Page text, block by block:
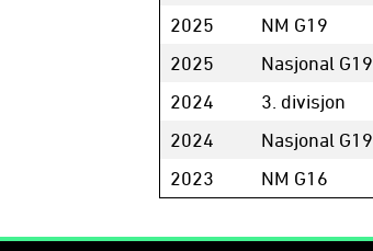
2025
NM G19
2025
Nasjonal G19
2024
3. divisjon
2024
Nasjonal G19
2023
NM G16